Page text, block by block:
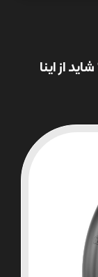
از اینا